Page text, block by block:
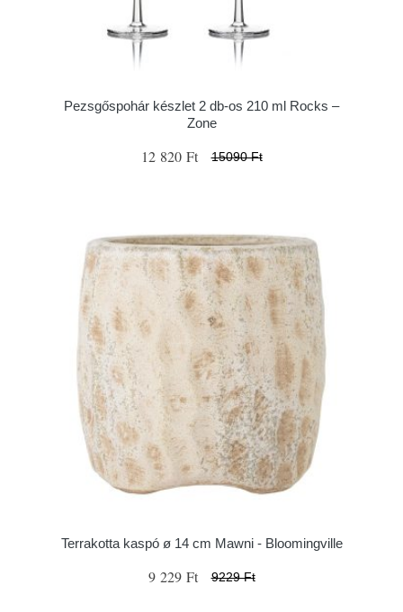
Pezsgőspohár készlet 2 db-os 210 ml Rocks –
Zone
12 820 Ft 15090 Ft
Terrakotta kaspó ø 14 cm Mawni - Bloomingville
9 229 Ft 9229 Ft